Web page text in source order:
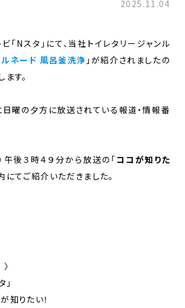
2025.11.04
「Nスタ」にて、当社トイレタリージャンル
ネード 風呂釜洗浄 」が紹介されましたの
ます。
日曜の夕方に放送されている報道・情報番
午後３時４９分から放送の「ココが知りた
にてご紹介いただきました。
知りたい！